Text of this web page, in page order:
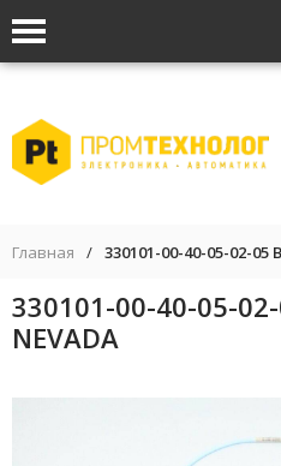
Главная / 330101-00-40-05-02-05
330101-00-40-05-02-
NEVADA